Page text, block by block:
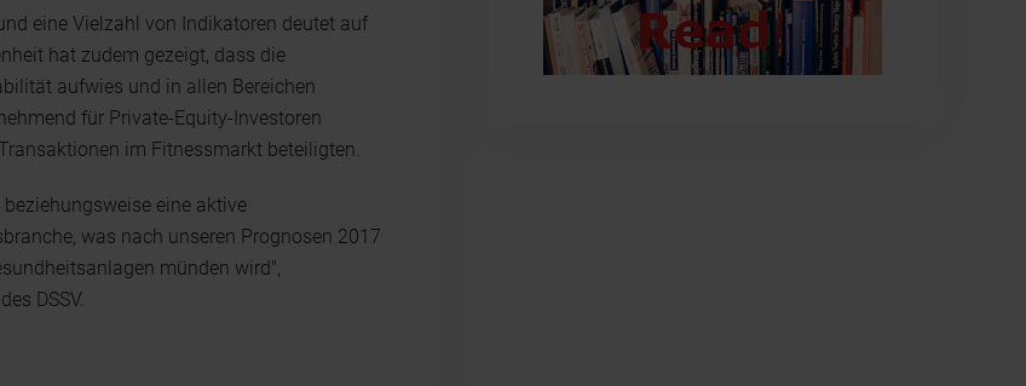
eine Vielzahl von Indikatoren deutet auf
hat zudem gezeigt, dass die
aufwies und in allen Bereichen
für Private-Equity-Investoren
im Fitnessmarkt beteiligten.
eine aktive
was nach unseren Prognosen 2017
münden wird",
DSSV.